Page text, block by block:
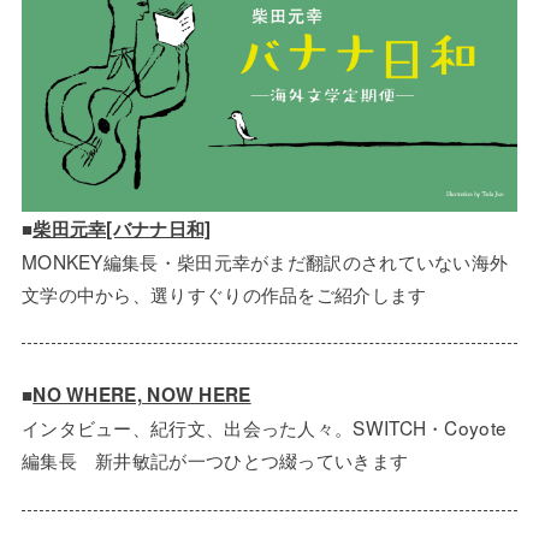
■柴田元幸[バナナ日和]
MONKEY編集長・柴田元幸がまだ翻訳のされていない海外
文学の中から、選りすぐりの作品をご紹介します
■NO WHERE, NOW HERE
インタビュー、紀行文、出会った人々。SWITCH・Coyote
編集長 新井敏記が一つひとつ綴っていきます